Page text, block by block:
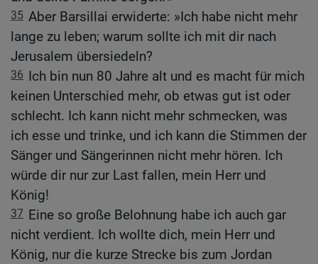
35 Aber Barsillai erwiderte: »Ich habe nicht mehr
lange zu leben; warum sollte ich mit dir nach
Jerusalem übersiedeln?
36 Ich bin nun 80 Jahre alt und es macht für mich
keinen Unterschied mehr, ob etwas gut ist oder
schlecht. Ich kann nicht mehr schmecken, was
ich esse und trinke, und ich kann die Stimmen der
Sänger und Sängerinnen nicht mehr hören. Ich
würde dir nur zur Last fallen, mein Herr und
König!
37 Eine so große Belohnung habe ich auch gar
nicht verdient. Ich wollte dich, mein Herr und
König, nur die kurze Strecke bis zum Jordan